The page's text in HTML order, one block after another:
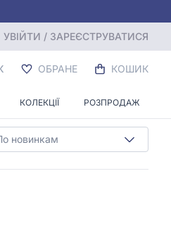
УВІЙТИ / ЗАРЕЄСТРУВАТИСЯ
ОБРАНЕ КОШИК
КОЛЕКЦІЇ РОЗПРОДАЖ
новинкам